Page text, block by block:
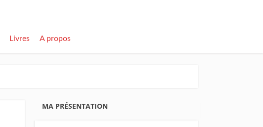
Livres A propos
MA PRÉSENTATION